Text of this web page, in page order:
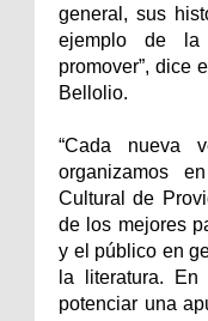
general, sus
ejemplo de la
promover”, dice
Bellolio.
“Cada nueva
organizamos
Cultural de
de los mejores
y el público en
la literatura.
potenciar una